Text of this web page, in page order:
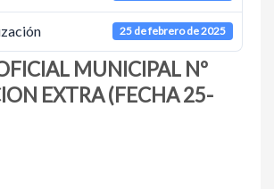
25 de febrero de 2025
MUNICIPAL Nº
EXTRA (FECHA 25-